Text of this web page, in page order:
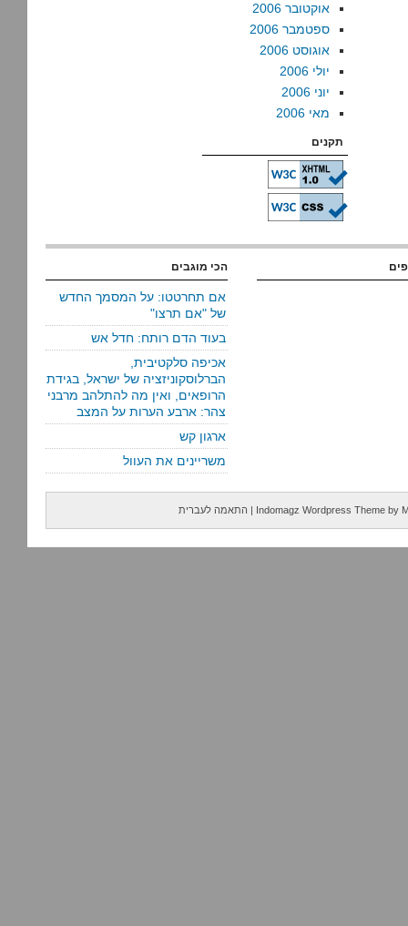
אוקטובר 2006
ספטמבר 2006
אוגוסט 2006
יולי 2006
יוני 2006
מאי 2006
תקנים
הכי מוגבים
אם תחרטטו: על המסמך החדש
של "אם תרצו"
בעוד הדם רותח: חדל אש
אכיפה סלקטיבית,
הברלוסקוניזציה של ישראל, בגידת
הרופאים, ואין מה להתלהב מרבני
צהר: ארבע הערות על המצב
ארגון קש
משריינים את העוול
Indomagz Wordpress Theme by
| התאמה לעברית